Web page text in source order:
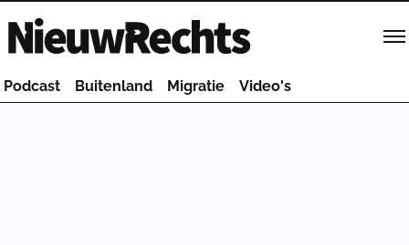
Homepage van NieuwRechts
Podcast Buitenland Migratie Video's